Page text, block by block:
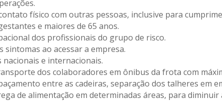
físico com outras pessoas, inclusive para
e maiores de 65 anos.
dos profissionais do grupo de risco.
sintomas ao acessar a empresa.
nacionais e internacionais.
dos colaboradores em ônibus da frota com
entre as cadeiras, separação dos talheres em
de alimentação em determinadas áreas, para diminuir